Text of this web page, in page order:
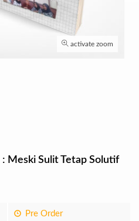
activate zoom
Meski Sulit Tetap Solutif
Pre Order